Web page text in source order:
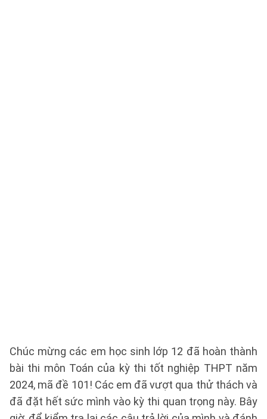
Chúc mừng các em học sinh lớp 12 đã hoàn thành
bài thi môn Toán của kỳ thi tốt nghiệp THPT năm
2024, mã đề 101! Các em đã vượt qua thử thách và
đã đặt hết sức mình vào kỳ thi quan trọng này. Bây